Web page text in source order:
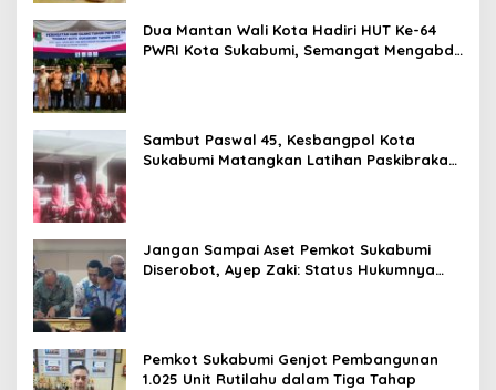
Dua Mantan Wali Kota Hadiri HUT Ke-64
PWRI Kota Sukabumi, Semangat Mengabdi
Sambut Paswal 45, Kesbangpol Kota
Sukabumi Matangkan Latihan Paskibraka
Jangan Sampai Aset Pemkot Sukabumi
Diserobot, Ayep Zaki: Status Hukumnya
Pemkot Sukabumi Genjot Pembangunan
1.025 Unit Rutilahu dalam Tiga Tahap